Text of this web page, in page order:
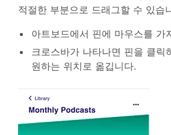
적절한 부분으로 드래그할 수 있습
아트보드에서 핀에 마우스를 가
크로스바가 나타나면 핀을 클릭
원하는 위치로 옮깁니다.